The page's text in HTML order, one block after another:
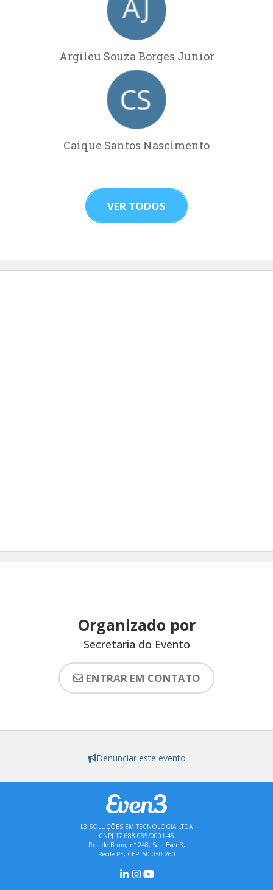
Argileu Souza Borges Junior
Caique Santos Nascimento
VER TODOS
Organizado por
Secretaria do Evento
ENTRAR EM CONTATO
Denunciar este evento
L3 SOLUÇÕES EM TECNOLOGIA LTDA
CNPJ 17.688.085/0001-45
Rua do Brum, nº 248, Sala Even3,
Recife-PE, CEP: 50.030-260